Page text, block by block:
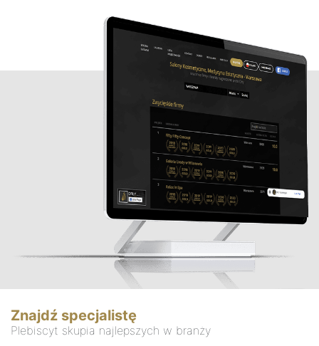
Znajdź specjalistę
Plebiscyt skupia najlepszych w branży